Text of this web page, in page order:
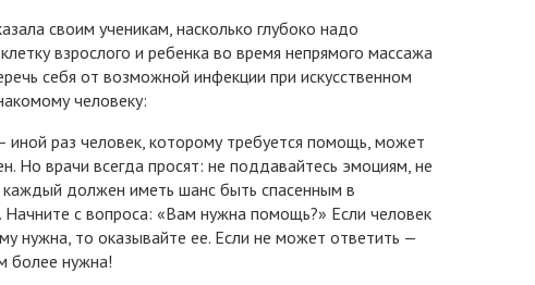
своим ученикам, насколько глубоко надо
взрослого и ребенка во время непрямого массажа
себя от возможной инфекции при искусственном
человеку:
раз человек, которому требуется помощь, может
Но врачи всегда просят: не поддавайтесь эмоциям, не
должен иметь шанс быть спасенным в
Начните с вопроса: «Вам нужна помощь?» Eсли человек
нужна, то оказывайте ее. Eсли не может ответить —
более нужна!